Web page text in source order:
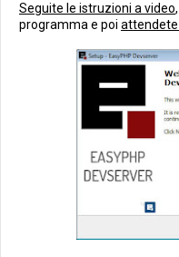
Seguite le istruzioni a video
programma e poi